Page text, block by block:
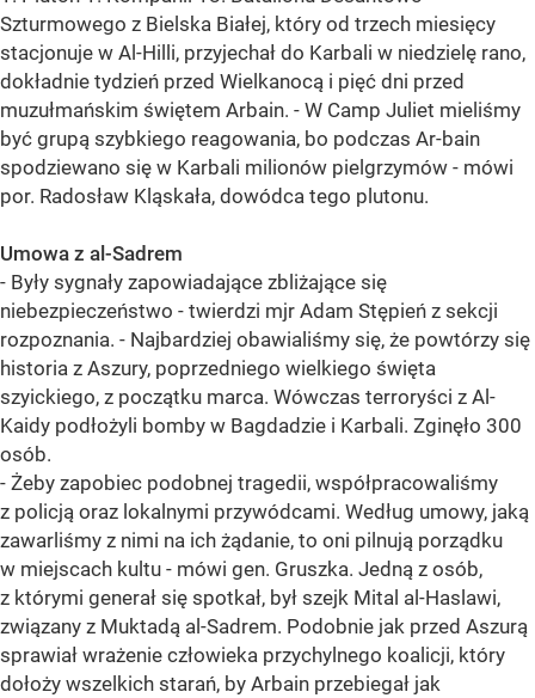
Szturmowego z Bielska Białej, który od trzech miesięcy
stacjonuje w Al-Hilli, przyjechał do Karbali w niedzielę rano,
dokładnie tydzień przed Wielkanocą i pięć dni przed
muzułmańskim świętem Arbain. - W Camp Juliet mieliśmy
być grupą szybkiego reagowania, bo podczas Ar-bain
spodziewano się w Karbali milionów pielgrzymów - mówi
por. Radosław Kląskała, dowódca tego plutonu.
Umowa z al-Sadrem
- Były sygnały zapowiadające zbliżające się
niebezpieczeństwo - twierdzi mjr Adam Stępień z sekcji
rozpoznania. - Najbardziej obawialiśmy się, że powtórzy się
historia z Aszury, poprzedniego wielkiego święta
szyickiego, z początku marca. Wówczas terroryści z Al-
Kaidy podłożyli bomby w Bagdadzie i Karbali. Zginęło 300
osób.
- Żeby zapobiec podobnej tragedii, współpracowaliśmy
z policją oraz lokalnymi przywódcami. Według umowy, jaką
zawarliśmy z nimi na ich żądanie, to oni pilnują porządku
w miejscach kultu - mówi gen. Gruszka. Jedną z osób,
z którymi generał się spotkał, był szejk Mital al-Haslawi,
związany z Muktadą al-Sadrem. Podobnie jak przed Aszurą
sprawiał wrażenie człowieka przychylnego koalicji, który
dołoży wszelkich starań, by Arbain przebiegał jak